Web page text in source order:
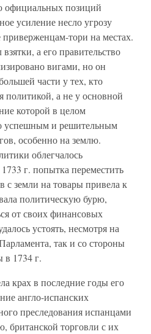
официальных позиций
усиление несло угрозу
тори на местах.
а его правительство
вигами, но он
части у тех, кто
политикой, а не у основной
которой в целом
успешным и решительным
особенно на землю.
облегчалось
г. попытка переместить
с земли на товары привела к
политическую бурю,
от своих финансовых
устоять, несмотря на
так и со стороны
в 1734 г.
крах в последние годы его
англо-испанских
преследования испанцами
британской торговли с их